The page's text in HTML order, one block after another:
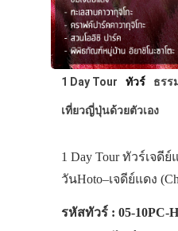
1 Day Tour ทัวร์ ธรร
เที่ยวญี่ปุ่นด้วยตัวเอง
1 Day Tour ทัวร์เจดี
วันHoto–เจดีย์แดง
รหัสทัวร์ : 05-10PC-